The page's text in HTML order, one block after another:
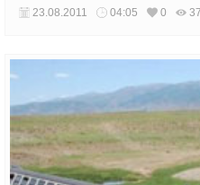
23.08.2011 04:05 0